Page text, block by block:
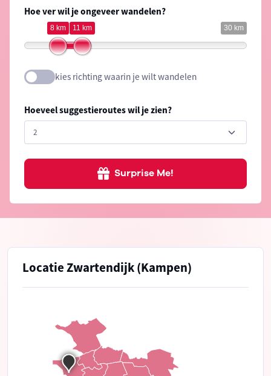
Hoe ver wil je ongeveer wandelen?
30 km
8 km 11 km
kies richting waarin je wilt wandelen
Hoeveel suggestieroutes wil je zien?
Surprise Me!
Locatie Zwartendijk (Kampen)